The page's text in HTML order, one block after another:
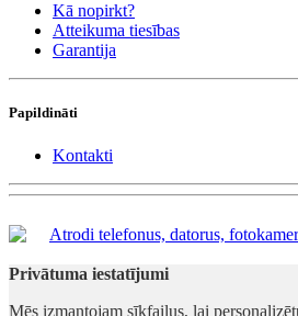
Kā nopirkt?
Atteikuma tiesības
Garantija
Papildināti
Kontakti
Privātuma iestatījumi
Mēs izmantojam sīkfailus, lai